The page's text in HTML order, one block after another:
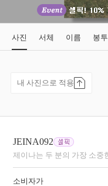
JEINA092
제이나는 두 분의 가장 소중
소비자가
사진 서체 이름 봉투
내 사진으로 적용